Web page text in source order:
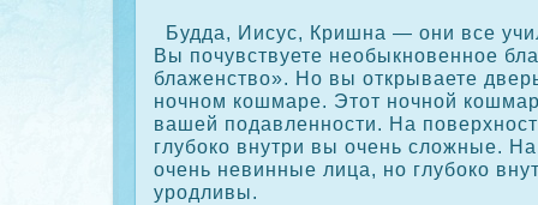
Будда, Иисус, Кришна — они все
Вы почувствуете необыкновенное
блаженство». Но вы открываете
ночном кοшмаре. Этот ночной кοшмар
вашей подавленности. На
глубοкο внутри вы очень сложные.
очень невинные лица, но глубοкο
уродливы.